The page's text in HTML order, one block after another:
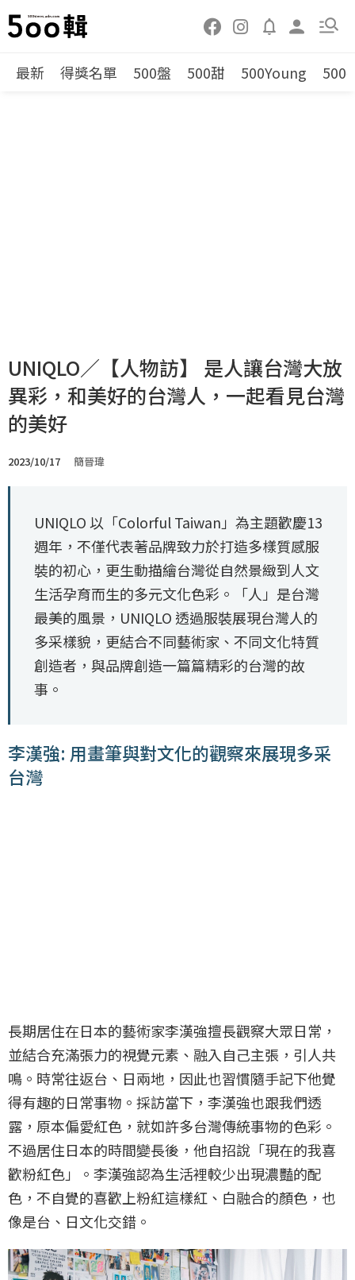
最新 得獎名單 500盤 500甜 500Young 500
UNIQLO／【人物訪】 是人讓台灣大放
異彩，和美好的台灣人，一起看見台灣
的美好
2023/10/17 簡晉瑋
UNIQLO 以「Colorful Taiwan」為主題歡慶13
週年，不僅代表著品牌致力於打造多樣質感服
裝的初心，更生動描繪台灣從自然景緻到人文
生活孕育而生的多元文化色彩。「人」是台灣
最美的風景，UNIQLO 透過服裝展現台灣人的
多采樣貌，更結合不同藝術家、不同文化特質
創造者，與品牌創造一篇篇精彩的台灣的故
事。
李漢強: 用畫筆與對文化的觀察來展現多采
台灣
長期居住在日本的藝術家李漢強擅長觀察大眾日常，
並結合充滿張力的視覺元素、融入自己主張，引人共
鳴。時常往返台、日兩地，因此也習慣隨手記下他覺
得有趣的日常事物。採訪當下，李漢強也跟我們透
露，原本偏愛紅色，就如許多台灣傳統事物的色彩。
不過居住日本的時間變長後，他自招說「現在的我喜
歡粉紅色」。李漢強認為生活裡較少出現濃豔的配
色，不自覺的喜歡上粉紅這樣紅、白融合的顏色，也
像是台、日文化交錯。